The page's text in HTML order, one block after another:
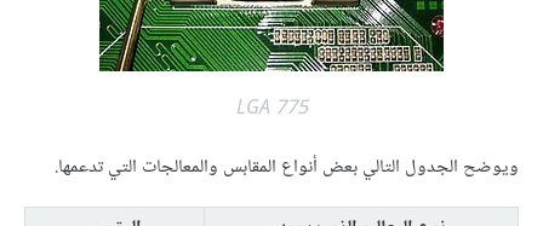
LGA 775
ويوضح الجدول التالي بعض أنواع المقابس والمعالجات التي تدعمها.